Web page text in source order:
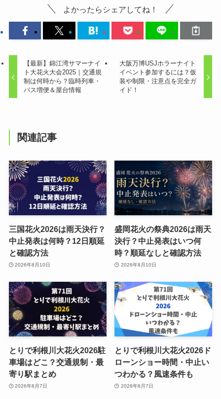
よかったらシェアしてね！
【最新】錦江湾サマーナイ
ト大花火大会2025｜交通規
制は何時から？臨時列車・
バス増便＆屋台情報
大阪万博USJホラーナイト
イベント参加するには？仮
装や制限・注意点を完全ガ
イド！
関連記事
三国花火2026は雨天決行？
中止発表は何時？12日順延
と確認方法
2026年8月10日
盛岡花火の祭典2026は雨天
決行？中止発表はいつ何
時？順延なしと確認方法
2026年8月10日
とりで利根川大花火2026駐
車場はどこ？交通規制・最
寄り駅まとめ
2026年8月7日
とりで利根川大花火2026ド
ローンショー時間・中止い
つわかる？風速条件も
2026年8月7日